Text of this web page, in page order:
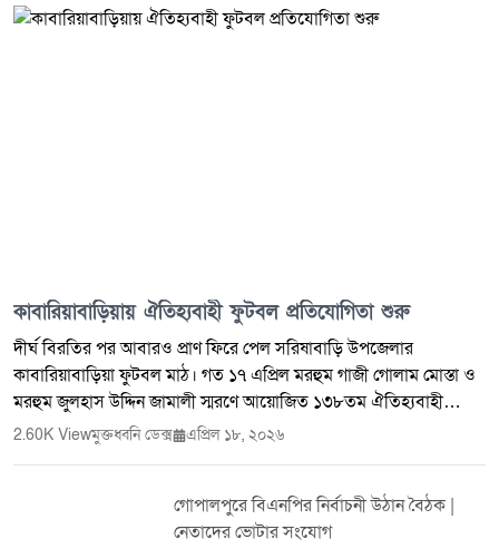
কাবারিয়াবাড়িয়ায় ঐতিহ্যবাহী ফুটবল প্রতিযোগিতা শুরু
দীর্ঘ বিরতির পর আবারও প্রাণ ফিরে পেল সরিষাবাড়ি উপজেলার
কাবারিয়াবাড়িয়া ফুটবল মাঠ। গত ১৭ এপ্রিল মরহুম গাজী গোলাম মোস্তা ও
মরহুম জুলহাস উদ্দিন জামালী স্মরণে আয়োজিত ১৩৮তম ঐতিহ্যবাহী
ফুটবল প্রতিযোগিতা-২০২৬ এর উদ্বোধনী ম্যাচ অনুষ্ঠিত হয়। উদ্বোধনী
সম্পাদক ও জেলা বিএনপি সদস্য লাবিবউদ্দিন তালুকদার লিটন। অনুষ্ঠানে
আরও উপস্থিত ছিলেন রফিকুল ইসলাম খান বাবু (জজ কোর্ট, ঢাকা), বীর
2.60K Viewমুক্তধ্বনি ডেক্স এপ্রিল ১৮, ২০২৬
গোপালপুরে বিএনপির নির্বাচনী উঠান বৈঠক |
নেতাদের ভোটার সংযোগ